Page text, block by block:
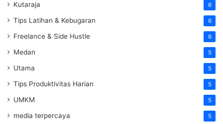
Kutaraja 6
Tips Latihan & Kebugaran 6
Freelance & Side Hustle 6
Medan 5
Utama 5
Tips Produktivitas Harian 5
UMKM 5
media terpercaya 5